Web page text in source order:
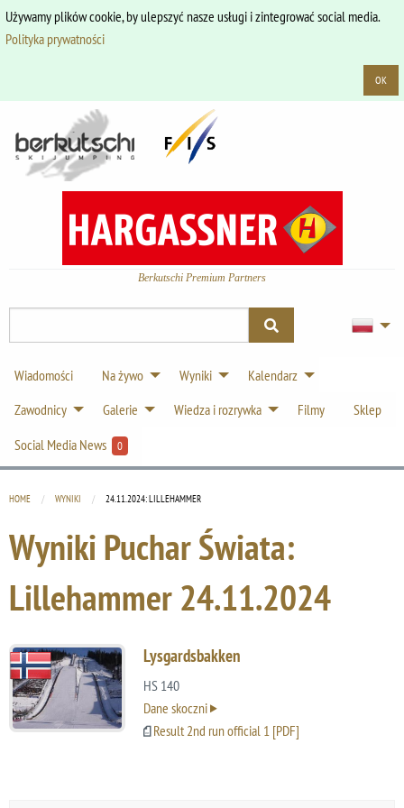
Używamy plików cookie, by ulepszyć nasze usługi i zintegrować social media.
Polityka prywatności
OK
Berkutschi Premium Partners
Wiadomości Na żywo Wyniki
Kalendarz
Zawodnicy
Galerie Wiedza i rozrywka Filmy
Sklep
Social Media News
0
HOME WYNIKI CURRENT:
24.11.2024: LILLEHAMMER
Wyniki Puchar Świata:
Lillehammer24.11.2024
Lysgardsbakken
HS 140
Dane skoczni
Result 2nd run official 1 [PDF]